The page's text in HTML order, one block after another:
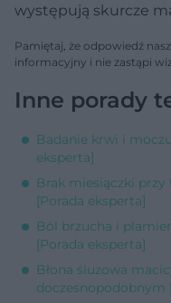
występują skurcze
Pamiętaj, że odpowiedź
informacyjny i nie zastąpi
Inne porady
Badanie krwi i
eksperta]
Brak miesiączki
[Porada eksperta]
Ból brzucha i
[Porada eksperta]
Błona śluzowa
doczesnopodobnym